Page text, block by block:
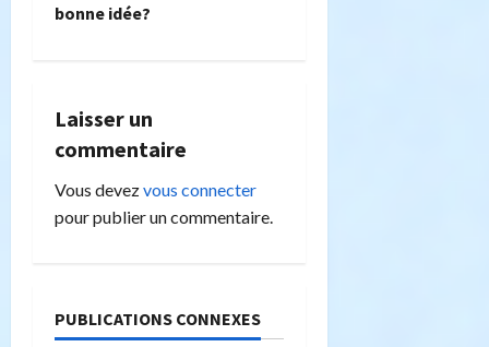
i
a
t
i
bonne idée?
Laisser un
commentaire
Vous devezvous connecter
pour publier un commentaire.
PUBLICATIONS CONNEXES